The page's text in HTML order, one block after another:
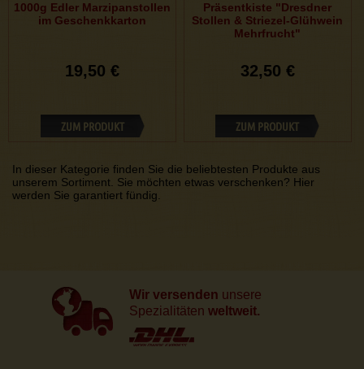
1000g Edler Marzipanstollen
im Geschenkkarton
19,50 €
ZUM PRODUKT
Präsentkiste "Dresdner
Stollen & Striezel-Glühwein
Mehrfrucht"
32,50 €
ZUM PRODUKT
In dieser Kategorie finden Sie die beliebtesten Produkte aus
unserem Sortiment. Sie möchten etwas verschenken? Hier
werden Sie garantiert fündig.
Wir versenden unsere
Spezialitäten weltweit.